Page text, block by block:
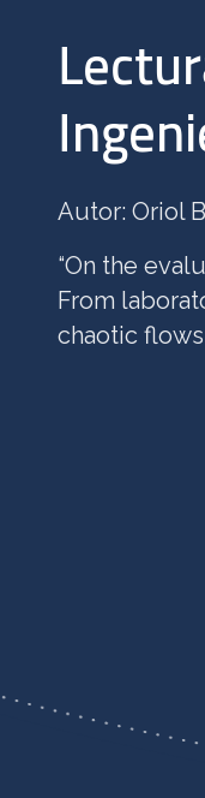
Autor: Oriol
“On the
From
chaotic